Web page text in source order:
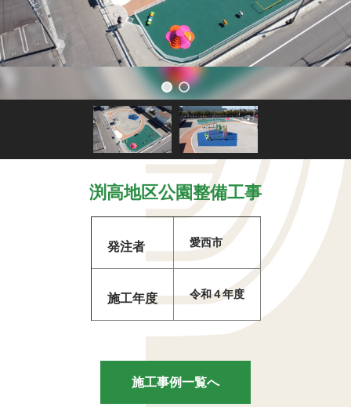
渕高地区公園整備工事
発注者 愛西市
施工年度 令和４年度
施工事例一覧へ